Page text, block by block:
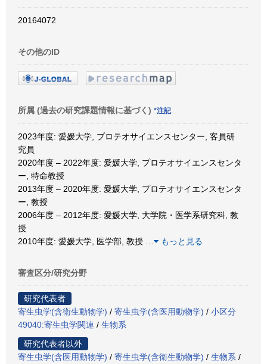
20164072
その他のID
所属 (過去の研究課題情報に基づく) *注記
2023年度: 愛媛大学, プロテオサイエンスセンター, 客員研
究員
2020年度 – 2022年度: 愛媛大学, プロテオサイエンスセンタ
ー, 特命教授
2013年度 – 2020年度: 愛媛大学, プロテオサイエンスセンタ
ー, 教授
2006年度 – 2012年度: 愛媛大学, 大学院・医学系研究科, 教
授
2010年度: 愛媛大学, 医学部, 教授
もっと見る
審査区分/研究分野
研究代表者
寄生虫学(含衛生動物学) / 寄生虫学(含医用動物学) / 小区分
49040:寄生虫学関連 / 生物系
研究代表者以外
寄生虫学(含医用動物学) / 寄生虫学(含衛生動物学) / 生物系 /